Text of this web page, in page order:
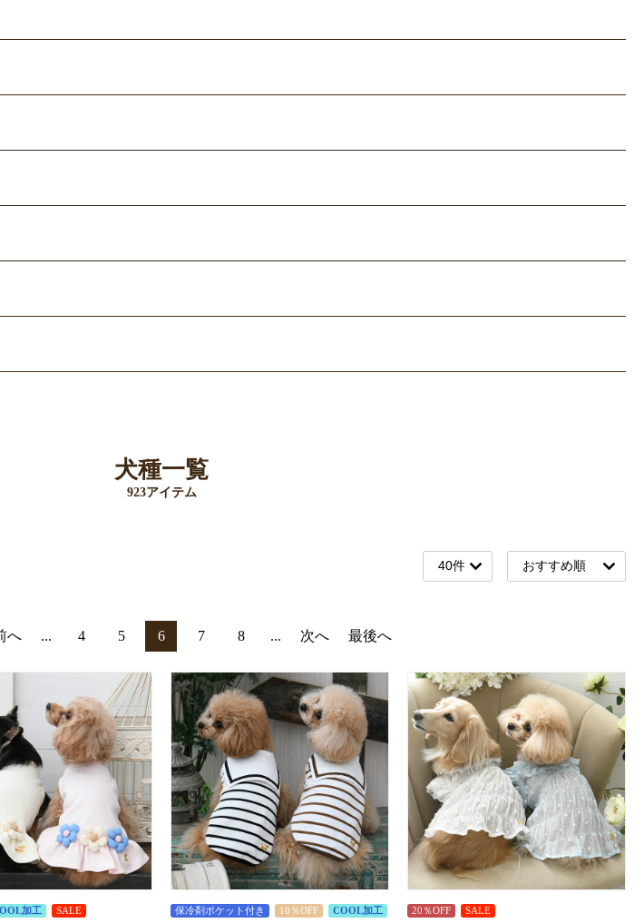
犬種一覧
923アイテム
へ ... 4 5 6 7 8 ... 次へ 最後へ
加工 SALE 保冷剤ポケット付き 10％OFF
COOL加工
20％OFF SALE